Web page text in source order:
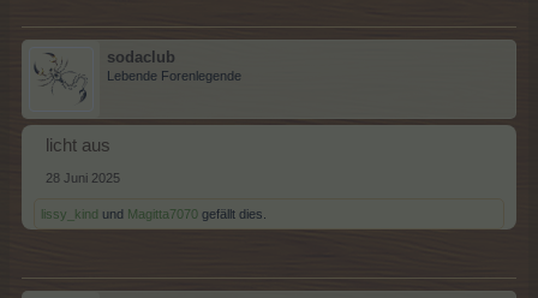
sodaclub
Lebende Forenlegende
licht aus
28 Juni 2025
lissy_kind und Magitta7070 gefällt dies.